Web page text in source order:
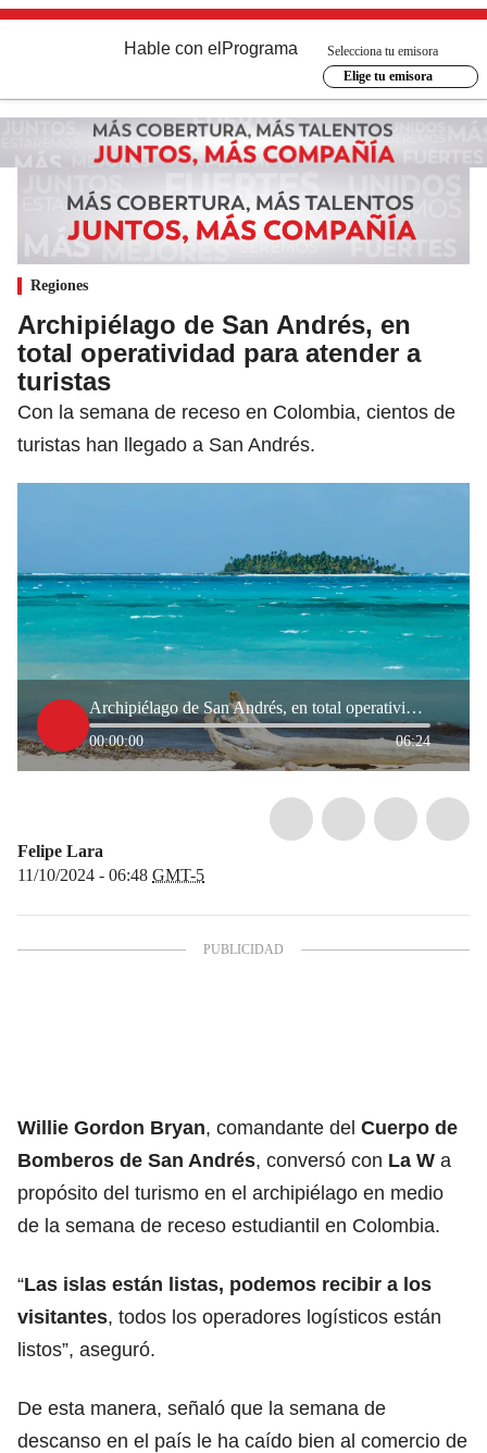
Hable con el Programa
Selecciona tu emisora
Elige tu emisora
Regiones
Archipiélago de San Andrés, en
total operatividad para atender a
turistas
Con la semana de receso en Colombia, cientos de
turistas han llegado a San Andrés.
Archipiélago de San Andrés, en total operatividad para atender a turistas
00:00:00 06:24
Felipe Lara
11/10/2024 - 06:48 GMT-5
Willie Gordon Bryan, comandante del Cuerpo de
Bomberos de San Andrés, conversó con La W a
propósito del turismo en el archipiélago en medio
de la semana de receso estudiantil en Colombia.
“Las islas están listas, podemos recibir a los
visitantes, todos los operadores logísticos están
listos”, aseguró.
De esta manera, señaló que la semana de
descanso en el país le ha caído bien al comercio de